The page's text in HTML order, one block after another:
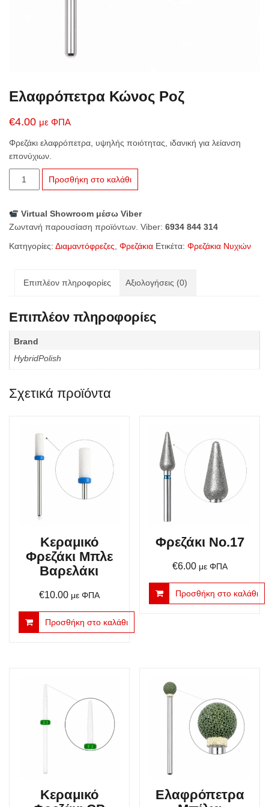
Ελαφρόπετρα Κώνος Ροζ
€4.00 με ΦΠΑ
Φρεζάκι ελαφρόπετρα, υψηλής ποιότητας, ιδανική για λείανση
επονύχιων.
Ελαφρόπετρα
Κώνος
ποσότητα
Προσθήκη στο καλάθι
Virtual Showroom μέσω Viber
Ζωντανή παρουσίαση προϊόντων. Viber: 6934 844 314
Κατηγορίες: Διαμαντόφρεζες Φρεζάκια Ετικέτα: Φρεζάκια Νυχιών
Επιπλέον πληροφορίες Αξιολογήσεις (0)
Επιπλέον πληροφορίες
Brand
HybridPolish
Σχετικά προϊόντα
Κεραμικό
Φρεζάκι Μπλε
Βαρελάκι
€10.00 με ΦΠΑ
Προσθήκη στο καλάθι
Φρεζάκι No.17
€6.00 με ΦΠΑ
Προσθήκη στο καλάθι
Κεραμικό
Ελαφρόπετρα